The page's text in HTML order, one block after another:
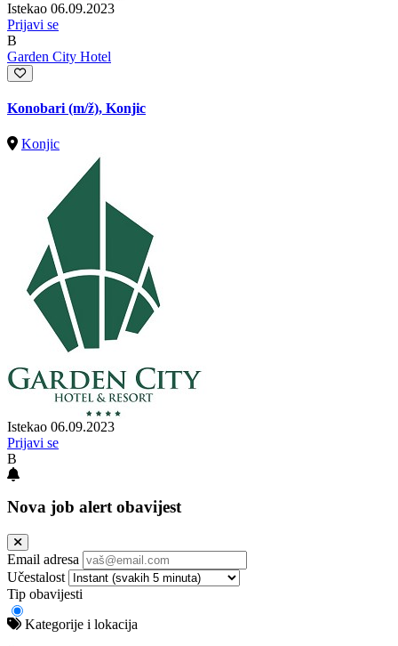
Istekao 06.09.2023
Prijavi se
B
Garden City Hotel
Konobari (m/ž), Konjic
Konjic
Istekao 06.09.2023
Prijavi se
B
Nova job alert obavijest
Email adresa
Učestalost
Tip obavijesti
Kategorije i lokacija